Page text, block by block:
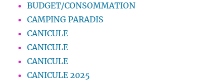
BUDGET/CONSOMMATION
CAMPING PARADIS
CANICULE
CANICULE
CANICULE
CANICULE 2025